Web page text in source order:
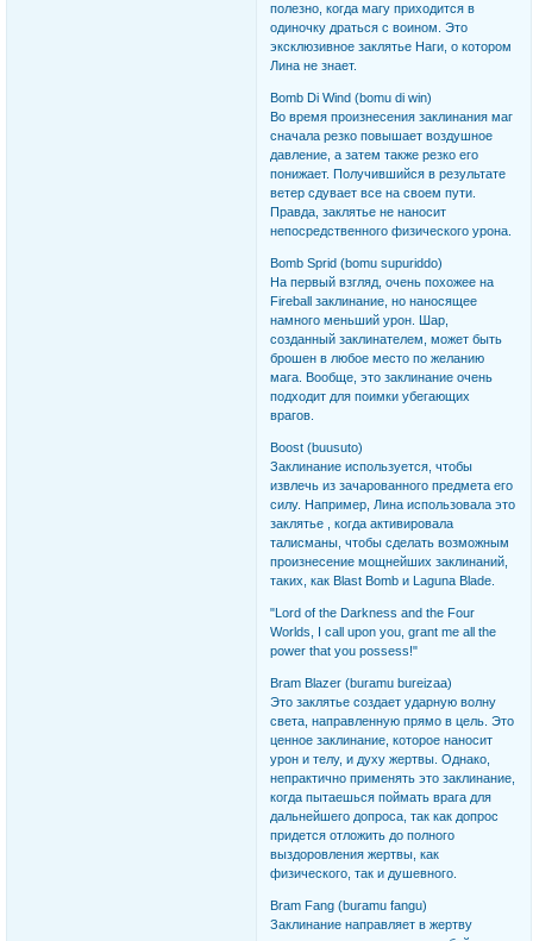
полезно, когда магу приходится в
одиночку драться с воином. Это
эксклюзивное заклятье Наги, о котором
Лина не знает.
Bomb Di Wind (bomu di win)
Во время произнесения заклинания маг
сначала резко повышает воздушное
давление, а затем также резко его
понижает. Получившийся в результате
ветер сдувает все на своем пути.
Правда, заклятье не наносит
непосредственного физического урона.
Bomb Sprid (bomu supuriddo)
На первый взгляд, очень похожее на
Fireball заклинание, но наносящее
намного меньший урон. Шар,
созданный заклинателем, может быть
брошен в любое место по желанию
мага. Вообще, это заклинание очень
подходит для поимки убегающих
врагов.
Boost (buusuto)
Заклинание используется, чтобы
извлечь из зачарованного предмета его
силу. Например, Лина использовала это
заклятье , когда активировала
талисманы, чтобы сделать возможным
произнесение мощнейших заклинаний,
таких, как Blast Bomb и Laguna Blade.
"Lord of the Darkness and the Four
Worlds, I call upon you, grant me all the
power that you possess!"
Bram Blazer (buramu bureizaa)
Это заклятье создает ударную волну
света, направленную прямо в цель. Это
ценное заклинание, которое наносит
урон и телу, и духу жертвы. Однако,
непрактично применять это заклинание,
когда пытаешься поймать врага для
дальнейшего допроса, так как допрос
придется отложить до полного
выздоровления жертвы, как
физического, так и душевного.
Bram Fang (buramu fangu)
Заклинание направляет в жертву